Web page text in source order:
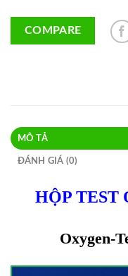
COMPARE
MÔ TẢ
ĐÁNH GIÁ (0)
HỘP TEST
Oxygen-